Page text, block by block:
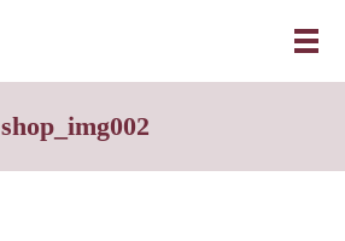
メ
shop_img002